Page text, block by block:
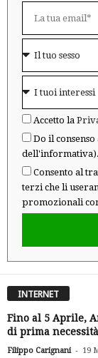
Accetto la
Do il
dell'informativa).
Consento al
terzi che li
promozionali
INTERNET
Fino al 5 Aprile,
di prima necessità
Filippo Carignani - 19